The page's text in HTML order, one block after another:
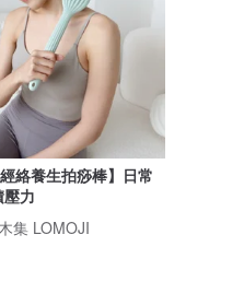
絡養生拍痧棒】日常
力
集 LOMOJI